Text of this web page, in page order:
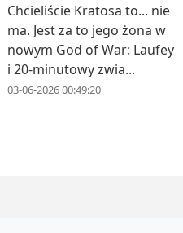
Chcieliście Kratosa to... nie
ma. Jest za to jego żona w
nowym God of War: Laufey
i 20-minutowy zwia...
03-06-2026 00:49:20